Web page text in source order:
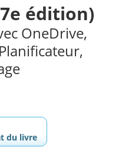
édition)
OneDrive,
du livre